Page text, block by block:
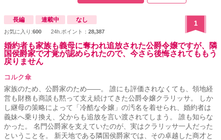
長編 連載中 なし
お気に入り:600 24h.ポイント： 28,387
1
婚約者も家族も義母に奪われ追放された公爵令嬢ですが、隣
国侯爵家で才覚が認められたので、今さら後悔されてももう
戻りません
コルク傘
家族のため、公爵家のため――。 誰にも評価されなくても、領地経
営も財務も商談も黙って支え続けてきた公爵令嬢クラリッサ。 しか
し継母の策略によって「冷酷な令嬢」の汚名を着せられ、婚約者は
義妹へ乗り換え、父からも追放を言い渡されてしまう。 誰も知らな
かった。 名門公爵家を支えていたのが、実はクラリッサ一人だった
ということを。 新天地である隣国侯爵家では、その卓越した商才と